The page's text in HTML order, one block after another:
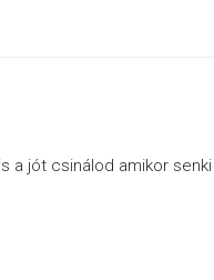
a jót csinálod amikor